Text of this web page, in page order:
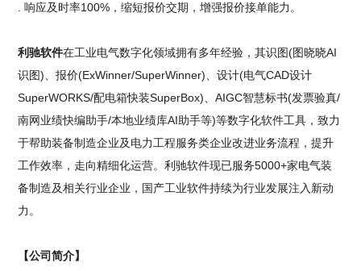
. 响应及时率100%，缩短报价交期，增强报价接单能力。
利驰软件在工业电气数字化领域拥有多年经验，其识图(图晓晓AI
识图)、报价(ExWinner/SuperWinner)、设计(电气CAD设计
SuperWORKS/配电箱快装SuperBox)、AIGC智慧标书(发票验真/
南网业绩快编助手/本地业绩库AI助手等)等数字化软件工具，致力
于帮助装备制造企业及电力工程服务类企业改进业务流程，提升
工作效率，走向精细化运营。利驰软件现已服务5000+家电气装
备制造及相关行业企业，国产工业软件持续为行业发展注入新动
力。
【公司简介】